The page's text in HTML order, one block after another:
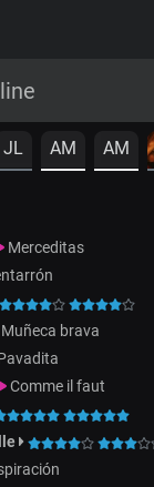
JL AM AM
Merceditas
Muñeca brava
Comme il faut